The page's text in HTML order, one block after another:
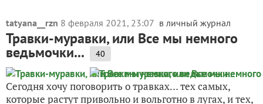
tatyana__rzn 8 февраля 2021, 23:07 в личный журнал
Травки-муравки, или Все мы немного
ведьмочки... 40
Сегодня хочу поговорить о травках… тех самых,
которые растут привольно и вольготно в лугах, и тех,